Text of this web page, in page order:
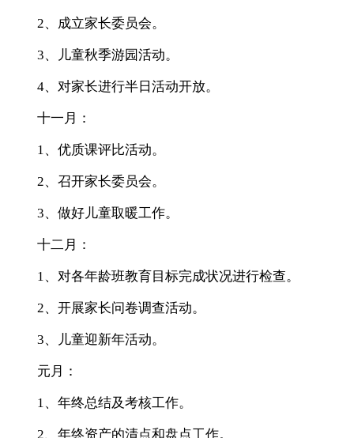
2、成立家长委员会。
3、儿童秋季游园活动。
4、对家长进行半日活动开放。
十一月：
1、优质课评比活动。
2、召开家长委员会。
3、做好儿童取暖工作。
十二月：
1、对各年龄班教育目标完成状况进行检查。
2、开展家长问卷调查活动。
3、儿童迎新年活动。
元月：
1、年终总结及考核工作。
2、年终资产的清点和盘点工作。